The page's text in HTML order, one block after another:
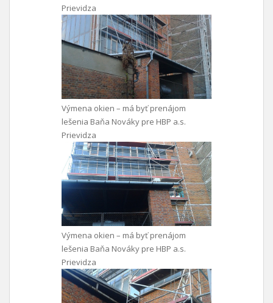
Prievidza
Výmena okien – má byť prenájom
lešenia Baňa Nováky pre HBP a.s.
Prievidza
Výmena okien – má byť prenájom
lešenia Baňa Nováky pre HBP a.s.
Prievidza